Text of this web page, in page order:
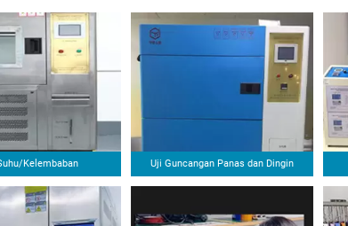
Kelembaban Uji Guncangan Panas dan Dingin